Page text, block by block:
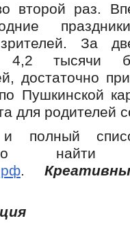
коррупции для
и обязательствах
служебному поведению и
коррупции
второй раз.
зрителей. За
4,2 тысячи
достаточно
Пушкинской
для родителей
полный
.